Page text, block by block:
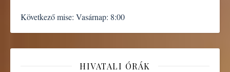
Következő mise: Vasárnap: 8:00
HIVATALI ÓRÁK